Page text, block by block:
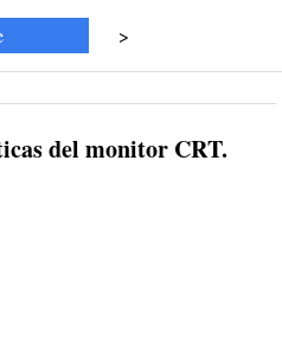
>
del monitor CRT.